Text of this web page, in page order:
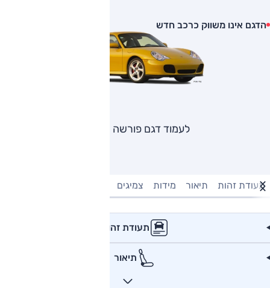
הדגם אינו משווק כרכב חדש
לעמוד דגם פורשה 911
תעודת זהות תיאור מידות צמיגים
תעודת זהות
תיאור